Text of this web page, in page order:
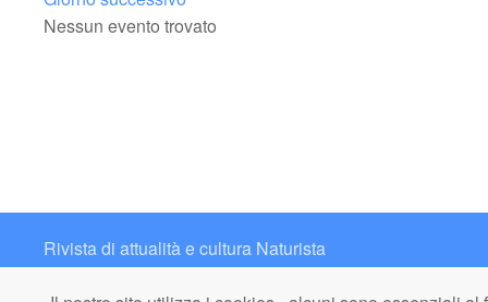
Nessun evento trovato
Rivista di attualità e cultura Naturista
Contatto: redazione@italianaturista.it